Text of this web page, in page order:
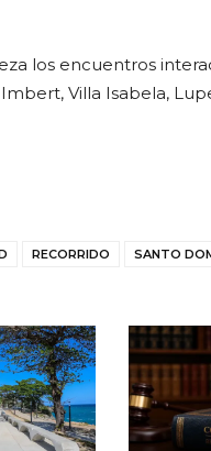
los encuentros
Villa Isabela,
RECORRIDO SANTO